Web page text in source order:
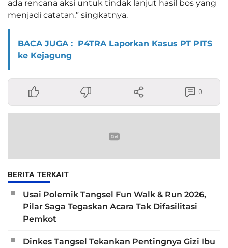
ada rencana aksi untuk tindak lanjut hasil bos yang
menjadi catatan.” singkatnya.
BACA JUGA : P4TRA Laporkan Kasus PT PITS
ke Kejagung
0
BERITA TERKAIT
Usai Polemik Tangsel Fun Walk & Run 2026,
Pilar Saga Tegaskan Acara Tak Difasilitasi
Pemkot
Dinkes Tangsel Tekankan Pentingnya Gizi Ibu